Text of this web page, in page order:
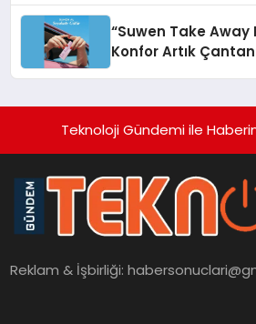
“Suwen Take
Konfor Artık
Teknoloji Gündemi ile
Reklam & İşbirliği: